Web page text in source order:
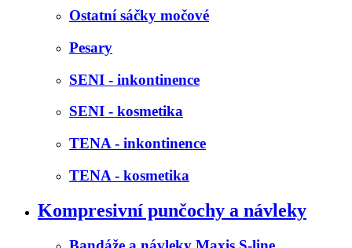
Ostatní sáčky močové
Pesary
SENI - inkontinence
SENI - kosmetika
TENA - inkontinence
TENA - kosmetika
Kompresivní punčochy a návleky